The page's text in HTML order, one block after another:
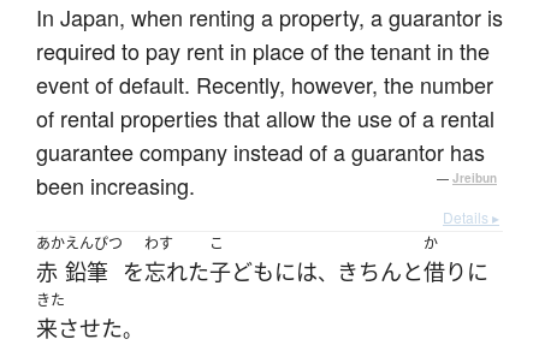
In Japan, when renting a property, a guarantor is
required to pay rent in place of the tenant in the
event of default. Recently, however, the number
of rental properties that allow the use of a rental
guarantee company instead of a guarantor has
been increasing.
— Jreibun
Details ▸
あか
赤
えんぴつ
鉛筆 を
わす
忘れた
こ
子どもには、 きちんと
か
借り に
きた
来させた。